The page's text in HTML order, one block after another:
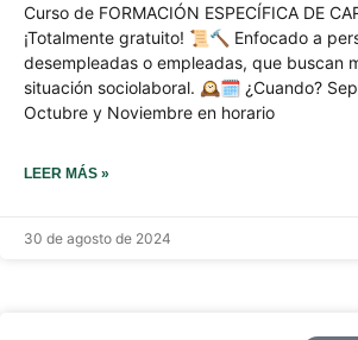
Curso de FORMACIÓN ESPECÍFICA DE
¡Totalmente gratuito! 📜🔨 Enfocado a
desempleadas o empleadas, que buscan
situación sociolaboral. 🕰️🗓️ ¿Cuando?
Octubre y Noviembre en horario
LEER MÁS »
30 de agosto de 2024